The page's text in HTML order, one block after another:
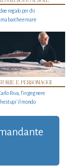
Idee regalo per chi
barche e mare
E PERSONAGGI
Riva, l’ingegnere
stupi' il mondo